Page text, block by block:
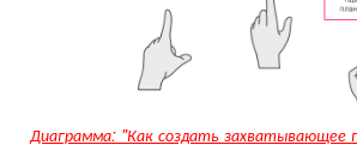
Диаграмма: "Как создать захватывающее